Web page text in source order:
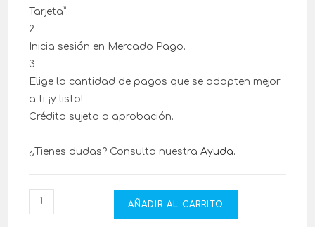
Tarjeta”.
2
Inicia sesión en Mercado Pago.
3
Elige la cantidad de pagos que se adapten mejor
a ti ¡y listo!
Crédito sujeto a aprobación.
¿Tienes dudas? Consulta nuestraAyuda.
AÑADIR AL CARRITO